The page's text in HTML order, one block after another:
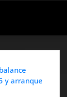
y arranque